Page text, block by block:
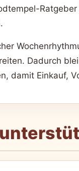
Ratgeber
Dadurch
damit Einkauf,